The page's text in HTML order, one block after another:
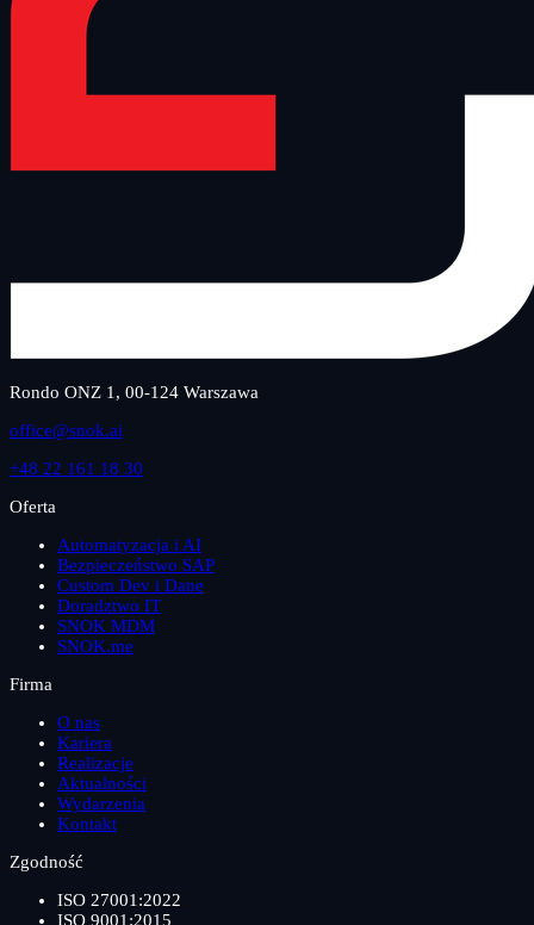
Rondo ONZ 1, 00-124 Warszawa
office@snok.ai
+48 22 161 18 30
Oferta
Automatyzacja i AI
Bezpieczeństwo SAP
Custom Dev i Dane
Doradztwo IT
SNOK MDM
SNOK.me
Firma
O nas
Kariera
Realizacje
Aktualności
Wydarzenia
Kontakt
Zgodność
ISO 27001:2022
ISO 9001:2015